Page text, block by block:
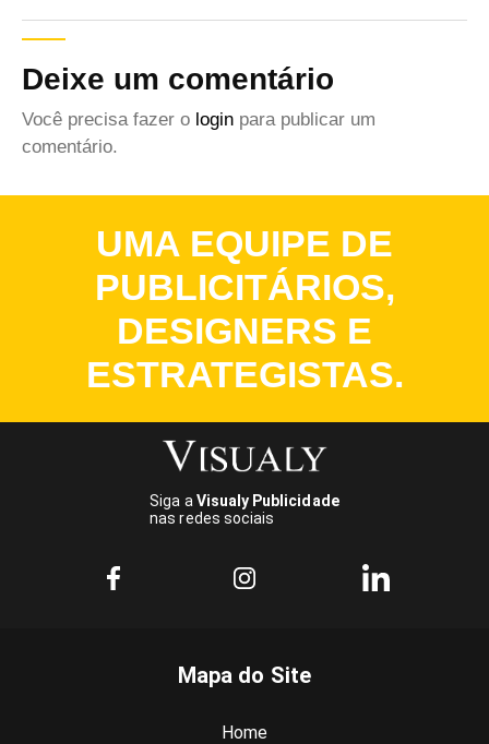
Deixe um comentário
Você precisa fazer o login para publicar um
comentário.
UMA EQUIPE DE
PUBLICITÁRIOS,
DESIGNERS E
ESTRATEGISTAS.
Siga a Visualy Publicidade
nas redes sociais
Mapa do Site
Home